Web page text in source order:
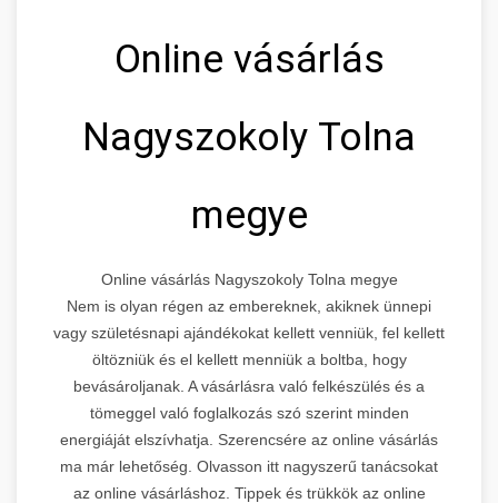
Online vásárlás
Nagyszokoly Tolna
megye
Online vásárlás Nagyszokoly Tolna megye
Nem is olyan régen az embereknek, akiknek ünnepi
vagy születésnapi ajándékokat kellett venniük, fel kellett
öltözniük és el kellett menniük a boltba, hogy
bevásároljanak. A vásárlásra való felkészülés és a
tömeggel való foglalkozás szó szerint minden
energiáját elszívhatja. Szerencsére az online vásárlás
ma már lehetőség. Olvasson itt nagyszerű tanácsokat
az online vásárláshoz. Tippek és trükkök az online